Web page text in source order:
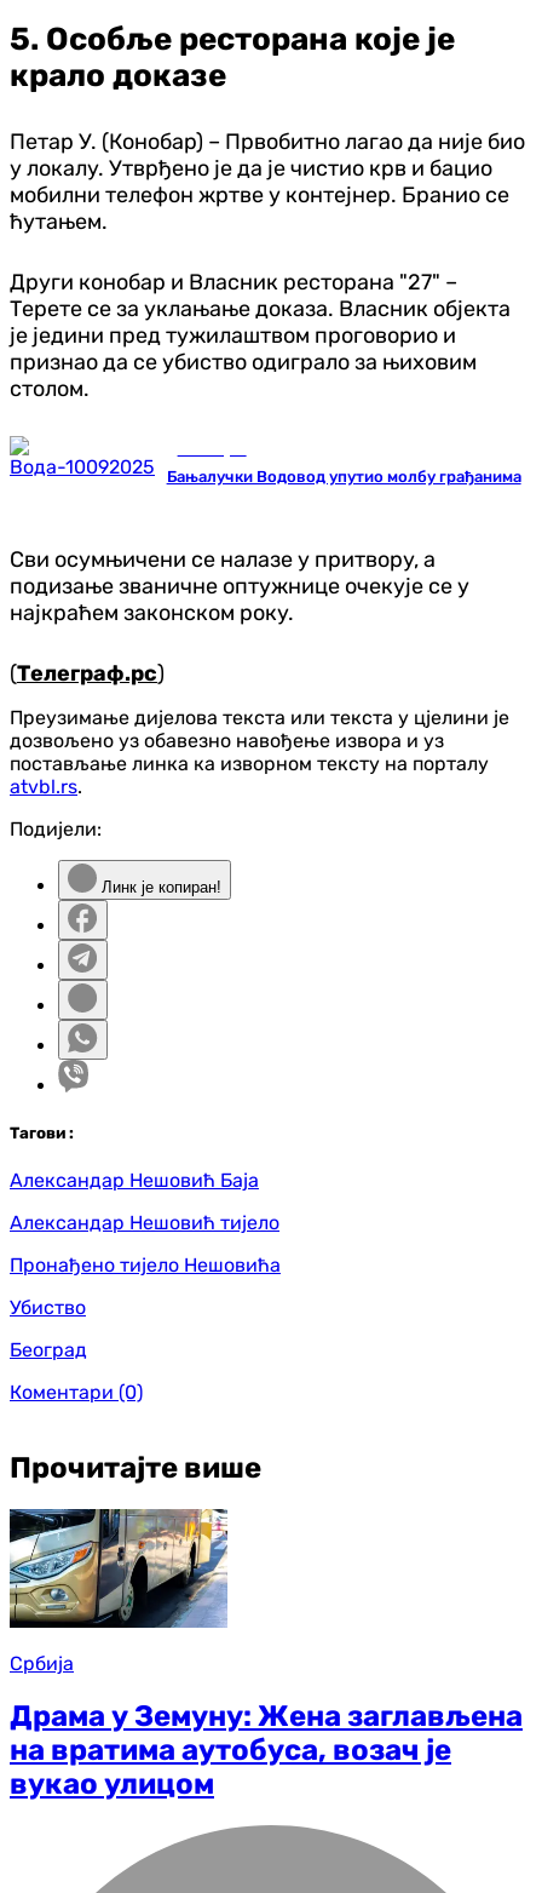
5. Особље ресторана које је
крало доказе
Петар У. (Конобар) – Првобитно лагао да није био
у локалу. Утврђено је да је чистио крв и бацио
мобилни телефон жртве у контејнер. Бранио се
ћутањем.
Други конобар и Власник ресторана "27" –
Терете се за уклањање доказа. Власник објекта
је једини пред тужилаштвом проговорио и
признао да се убиство одиграло за њиховим
столом.
Бањалучки Водовод упутио молбу грађанима
Сви осумњичени се налазе у притвору, а
подизање званичне оптужнице очекује се у
најкраћем законском року.
(Телеграф.рс)
Преузимање дијелова текста или текста у цјелини је
дозвољено уз обавезно навођење извора и уз
постављање линка ка изворном тексту на порталу
atvbl.rs.
Подијели:
Линк је копиран!
Тагови :
Александар Нешовић Баја
Александар Нешовић тијело
Пронађено тијело Нешовића
Убиство
Београд
Коментари (0)
Прочитајте више
Србија
Драма у Земуну: Жена заглављена
на вратима аутобуса, возач је
вукао улицом